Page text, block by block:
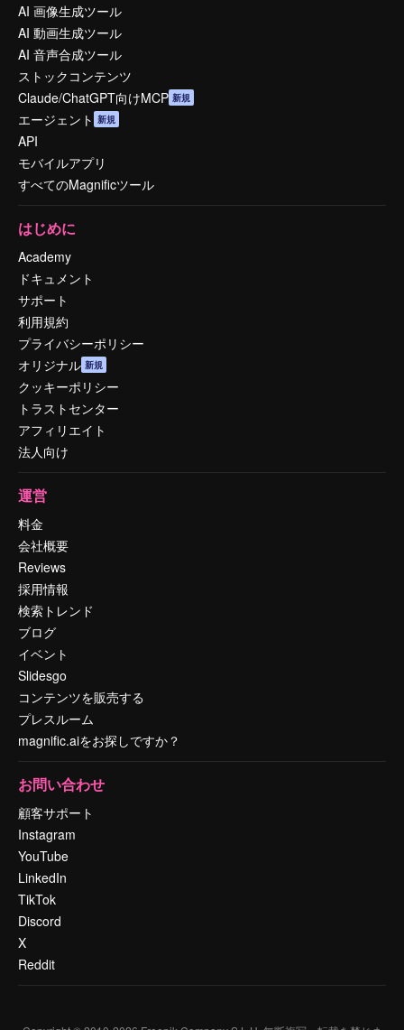
AI 画像生成ツール
AI 動画生成ツール
AI 音声合成ツール
ストックコンテンツ
Claude/ChatGPT向けMCP 新規
エージェント 新規
API
モバイルアプリ
すべてのMagnificツール
はじめに
Academy
ドキュメント
サポート
利用規約
プライバシーポリシー
オリジナル 新規
クッキーポリシー
トラストセンター
アフィリエイト
法人向け
運営
料金
会社概要
Reviews
採用情報
検索トレンド
ブログ
イベント
Slidesgo
コンテンツを販売する
プレスルーム
magnific.aiをお探しですか？
お問い合わせ
顧客サポート
Instagram
YouTube
LinkedIn
TikTok
Discord
X
Reddit